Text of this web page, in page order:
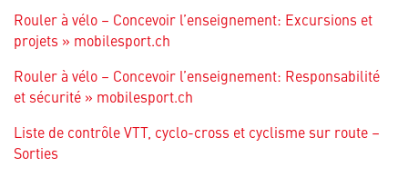
Rouler à vélo – Concevoir l’enseignement: Excursions et
projets » mobilesport.ch
Rouler à vélo – Concevoir l’enseignement: Responsabilité
et sécurité » mobilesport.ch
Liste de contrôle VTT, cyclo-cross et cyclisme sur route –
Sorties